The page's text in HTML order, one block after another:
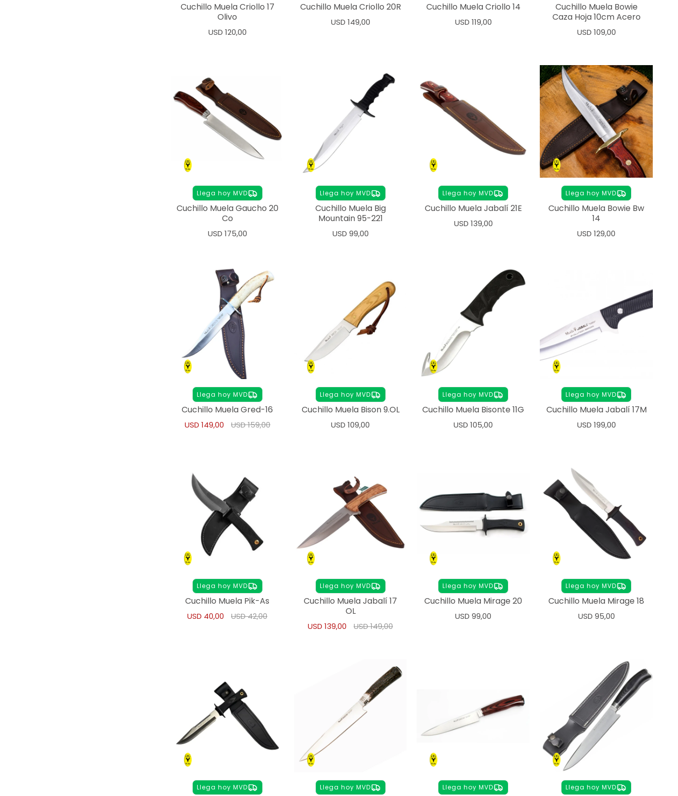
Cuchillo Muela Criollo 17
Olivo
USD 120,00
Cuchillo Muela Criollo 20R
USD 149,00
Cuchillo Muela Criollo 14
USD 119,00
Cuchillo Muela Bowie
Caza Hoja 10cm Acero
USD 109,00
Llega hoy MVD
Cuchillo Muela Gaucho 20
Co
USD 175,00
Llega hoy MVD
Cuchillo Muela Big
Mountain 95-221
USD 99,00
Llega hoy MVD
Cuchillo Muela Jabalí 21E
USD 139,00
Llega hoy MVD
Cuchillo Muela Bowie Bw
14
USD 129,00
Llega hoy MVD
Cuchillo Muela Gred-16
USD 149,00 USD159,00
Llega hoy MVD
Cuchillo Muela Bison 9.OL
USD 109,00
Llega hoy MVD
Cuchillo Muela Bisonte 11G
USD 105,00
Llega hoy MVD
Cuchillo Muela Jabalí 17M
USD 199,00
Llega hoy MVD
Cuchillo Muela Pik-As
USD 40,00 USD42,00
Llega hoy MVD
Cuchillo Muela Jabalí 17
OL
USD 139,00 USD149,00
Llega hoy MVD
Cuchillo Muela Mirage 20
USD 99,00
Llega hoy MVD
Cuchillo Muela Mirage 18
USD 95,00
Llega hoy MVD Llega hoy MVD Llega hoy MVD Llega hoy MVD